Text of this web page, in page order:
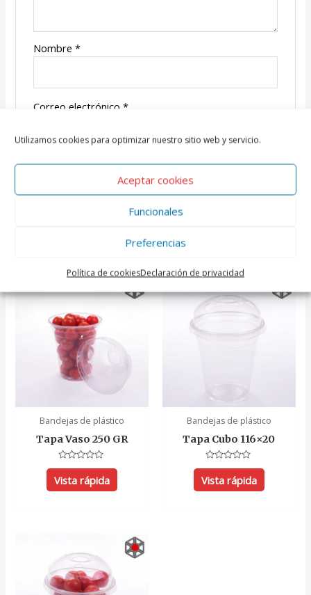
Utilizamos cookies para optimizar nuestro sitio web y servicio.
Aceptar cookies
Funcionales
Preferencias
Política de cookiesDeclaración de privacidad
Nombre *
Correo electrónico *
Productos relacionados
Bandejas de plástico
Tapa Vaso 250 GR
Valorado
con
0
de
Vista rápida
Bandejas de plástico
Tapa Cubo 116×20
Valorado
con
0
de
Vista rápida